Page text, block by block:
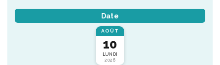
Date
AOÛT
10
LUNDI
2026